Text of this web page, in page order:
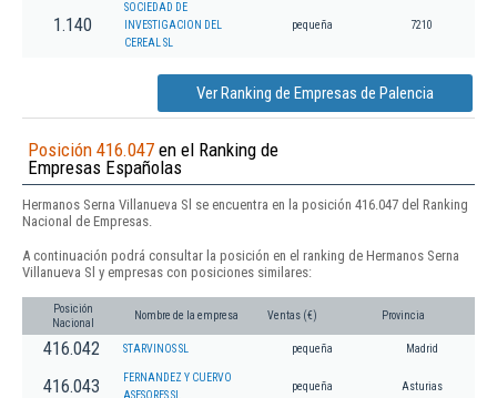
1.140
SOCIEDAD DE
INVESTIGACION DEL
CEREAL SL
pequeña 7210
Ver Ranking de Empresas de Palencia
Posición 416.047 en el Ranking de
Empresas Españolas
Hermanos Serna Villanueva Sl se encuentra en la posición 416.047 del Ranking
Nacional de Empresas.
A continuación podrá consultar la posición en el ranking de Hermanos Serna
Villanueva Sl y empresas con posiciones similares:
Posición
Nacional
Nombre de la empresa Ventas (€) Provincia
416.042 STARVINOS SL pequeña Madrid
416.043
FERNANDEZ Y CUERVO
ASESORES SL
pequeña Asturias